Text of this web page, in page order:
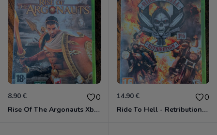
8.90 € 0
Rise Of The Argonauts Xbox 360
14.90 € 0
Ride To Hell - Retribution Xbox 360